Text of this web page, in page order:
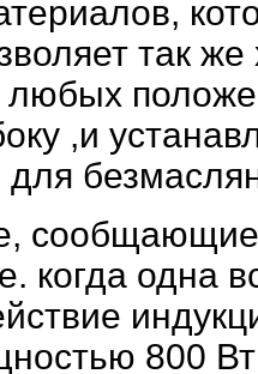
так
любых
,и
для
когда одна
800 Вт